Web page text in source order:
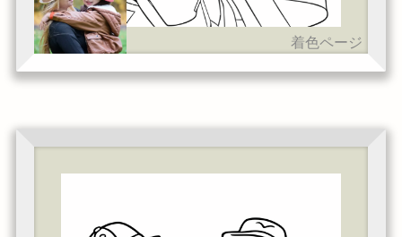
着色ページ